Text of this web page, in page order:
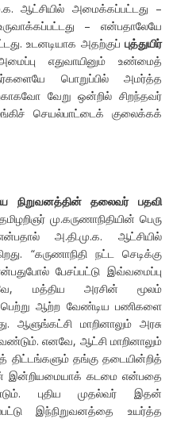
ஆட்சியில் அமைக்கப்பட்டது –
– என்பதாலேயே
உடனடியாக அதற்குப்புத்துயிர்
எதுவாயினும் உண்மைத்
பொறுப்பில் அமர்த்த
வேறு ஒன்றில் சிறந்தவர்
செயல்பாட்டைக் குலைக்கக்
நிறுவனத்தின் தலைவர் பதவி
மு.கருணாநிதியின் பெரு
அ.தி.மு.க. ஆட்சியில்
“கருணாநிதி நட்ட செடிக்கு
பேசப்பட்டு இவ்வமைப்பு
மத்திய அரசின் மூலம்
பெற்று ஆற்ற வேண்டிய பணிகளை
ஆளுங்கட்சி மாறினாலும் அரசு
எனவே, ஆட்சி மாறினாலும்
திட்டங்களும் தங்கு தடையின்றித்
இன்றியமையாக் கடமை என்பதை
புதிய முதல்வர் இதன்
இந்நிறுவனத்தை உயர்த்த